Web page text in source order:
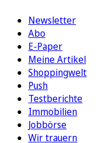
Newsletter
Abo
E-Paper
Meine Artikel
Shoppingwelt
Push
Testberichte
Immobilien
Jobbörse
Wir trauern